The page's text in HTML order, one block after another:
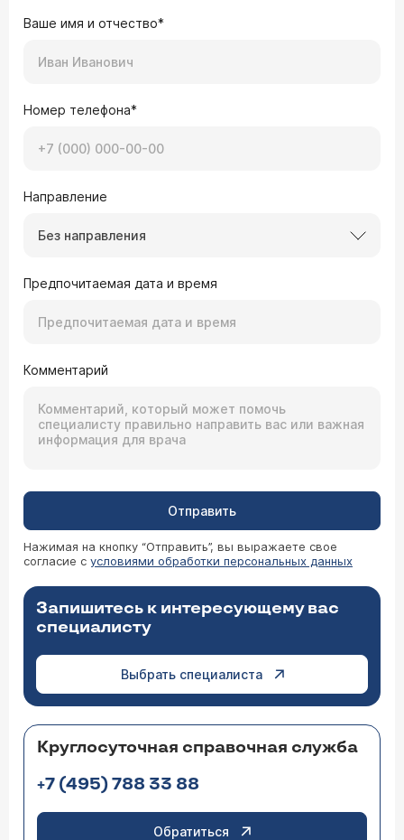
Ваше имя и отчество*
Номер телефона*
Направление
Без направления
Предпочитаемая дата и время
Комментарий
Отправить
Нажимая на кнопку “Отправить”, вы выражаете свое
согласие с условиями обработки персональных данных
Запишитесь к интересующему вас
специалисту
Выбрать специалиста
Круглосуточная справочная служба
+7 (495) 788 33 88
Обратиться